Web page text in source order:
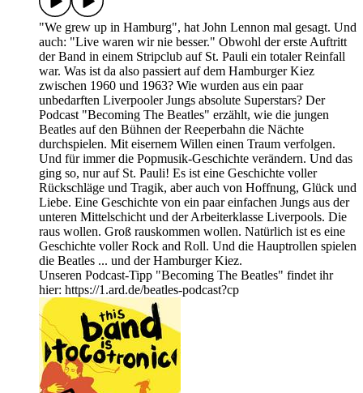
"We grew up in Hamburg", hat John Lennon mal gesagt. Und
auch: "Live waren wir nie besser." Obwohl der erste Auftritt
der Band in einem Stripclub auf St. Pauli ein totaler Reinfall
war. Was ist da also passiert auf dem Hamburger Kiez
zwischen 1960 und 1963? Wie wurden aus ein paar
unbedarften Liverpooler Jungs absolute Superstars? Der
Podcast "Becoming The Beatles" erzählt, wie die jungen
Beatles auf den Bühnen der Reeperbahn die Nächte
durchspielen. Mit eisernem Willen einen Traum verfolgen.
Und für immer die Popmusik-Geschichte verändern. Und das
ging so, nur auf St. Pauli! Es ist eine Geschichte voller
Rückschläge und Tragik, aber auch von Hoffnung, Glück und
Liebe. Eine Geschichte von ein paar einfachen Jungs aus der
unteren Mittelschicht und der Arbeiterklasse Liverpools. Die
raus wollen. Groß rauskommen wollen. Natürlich ist es eine
Geschichte voller Rock and Roll. Und die Hauptrollen spielen
die Beatles ... und der Hamburger Kiez.
Unseren Podcast-Tipp "Becoming The Beatles" findet ihr
hier: https://1.ard.de/beatles-podcast?cp